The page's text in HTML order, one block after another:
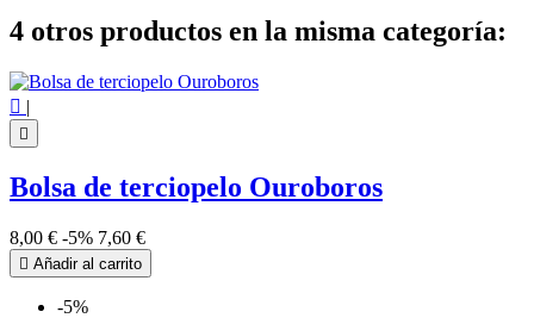
4 otros productos en la misma categoría:
 |

Bolsa de terciopelo Ouroboros
8,00 € -5% 7,60 €
 Añadir al carrito
-5%